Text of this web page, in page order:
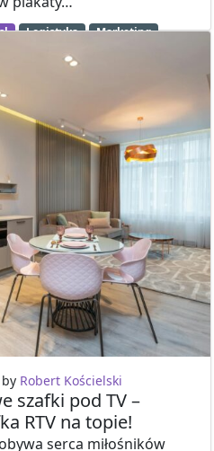
Logistyka
Marketing
by Robert Kościelski
szafki pod TV –
RTV na topie!
serca miłośników